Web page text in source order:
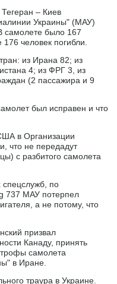
– Киев
Украины" (МАУ)
самолете было 167
человек погибли.
из Ирана 82; из
4; из ФРГ 3, из
(2 пассажира и 9
был исправен и что
в Организации
что не передадут
с разбитого самолета
спецслужб, по
737 МАУ потерпел
а не потому, что
призвал
Канаду, принять
самолета
в Иране.
траура в Украине.